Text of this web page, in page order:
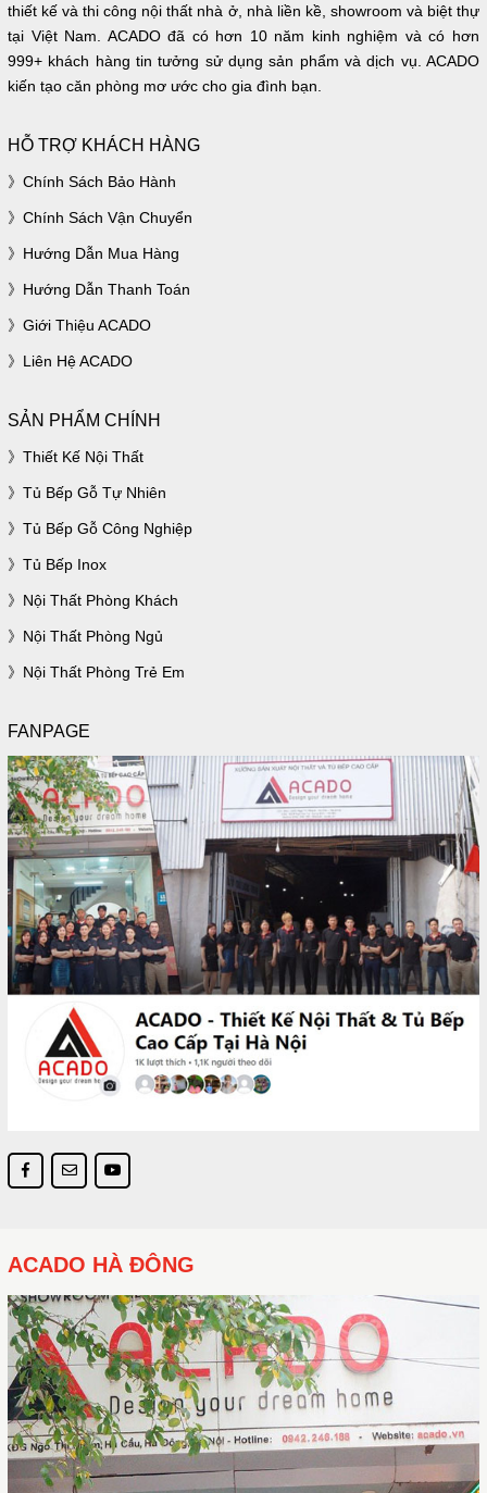
thiết kế và thi công nội thất nhà ở, nhà liền kề, showroom và biệt thự
tại Việt Nam. ACADO đã có hơn 10 năm kinh nghiệm và có hơn
999+ khách hàng tin tưởng sử dụng sản phẩm và dịch vụ. ACADO
kiến tạo căn phòng mơ ước cho gia đình bạn.
HỖ TRỢ KHÁCH HÀNG
Chính Sách Bảo Hành
Chính Sách Vận Chuyển
Hướng Dẫn Mua Hàng
Hướng Dẫn Thanh Toán
Giới Thiệu ACADO
Liên Hệ ACADO
SẢN PHẨM CHÍNH
Thiết Kế Nội Thất
Tủ Bếp Gỗ Tự Nhiên
Tủ Bếp Gỗ Công Nghiệp
Tủ Bếp Inox
Nội Thất Phòng Khách
Nội Thất Phòng Ngủ
Nội Thất Phòng Trẻ Em
FANPAGE
ACADO HÀ ĐÔNG